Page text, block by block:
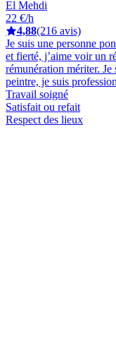
El Mehdi
22 €/h
4,88(216 avis)
Je suis une personne
et fierté, j’aime voir un
rémunération mériter.
peintre, je suis
Travail soigné
Satisfait ou refait
Respect des lieux